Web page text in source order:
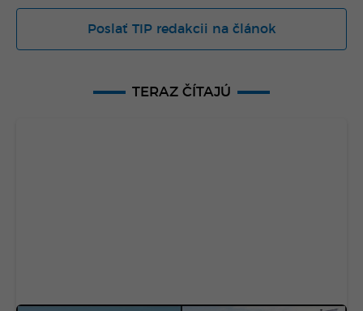
Poslať TIP redakcii na článok
TERAZ ČÍTAJÚ